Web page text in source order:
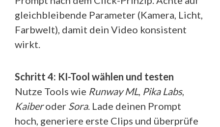
gleichbleibende Parameter (Kamera, Licht,
Farbwelt), damit dein Video konsistent
wirkt.
Schritt 4: KI-Tool wählen und testen
Nutze Tools wie Runway ML, Pika Labs,
Kaiberoder Sora. Lade deinen Prompt
hoch, generiere erste Clips und überprüfe